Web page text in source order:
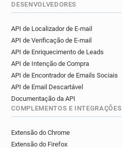
DESENVOLVEDORES
API de Localizador de E-mail
API de Verificação de E-mail
API de Enriquecimento de Leads
API de Intenção de Compra
API de Encontrador de Emails Sociais
API de Email Descartável
Documentação da API
COMPLEMENTOS E INTEGRAÇÕES
Extensão do Chrome
Extensão do Firefox